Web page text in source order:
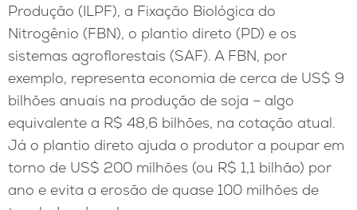
Produção (ILPF), a Fixação Biológica do
Nitrogênio (FBN), o plantio direto (PD) e os
sistemas agroflorestais (SAF). A FBN, por
exemplo, representa economia de cerca de US$ 9
bilhões anuais na produção de soja – algo
equivalente a R$ 48,6 bilhões, na cotação atual.
Já o plantio direto ajuda o produtor a poupar em
torno de US$ 200 milhões (ou R$ 1,1 bilhão) por
ano e evita a erosão de quase 100 milhões de